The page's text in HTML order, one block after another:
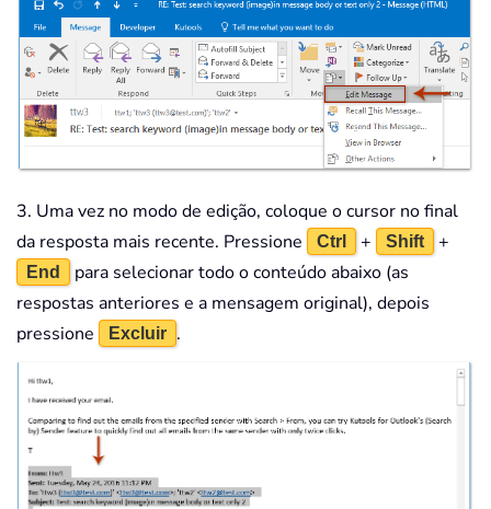
3. Uma vez no modo de edição, coloque o cursor no final
da resposta mais recente. Pressione
Ctrl + Shift +
End
para selecionar todo o conteúdo abaixo (as
respostas anteriores e a mensagem original), depois
pressione
Excluir .